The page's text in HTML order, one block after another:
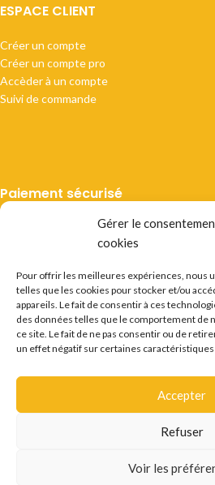
Gérer le
cookies
Pour offrir les meilleures expériences, nous
telles que les cookies pour stocker et/ou
appareils. Le fait de consentir à ces
des données telles que le comportement de
ce site. Le fait de ne pas consentir ou de
un effet négatif sur certaines
Accepter
Refuser
Voir les
ESPACE CLIENT
Créer un compte
Créer un compte pro
Accèder à un compte
Suivi de commande
Paiement sécurisé
Livraison suivie
Vie privée
Recrutement